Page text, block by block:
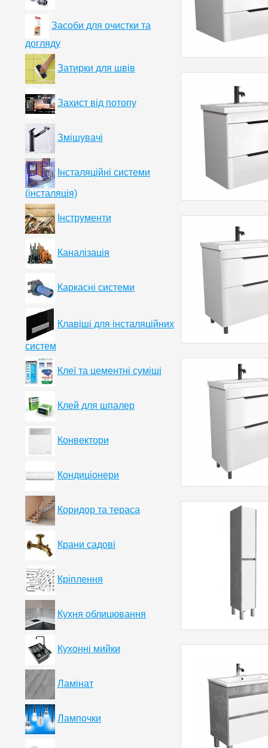
Засоби для очистки та
догляду
Затирки для швів
Захист від потопу
Змішувачі
Інсталяційні системи
(інсталяція)
Інструменти
Каналізація
Каркасні системи
Клавіші для інсталяційних
систем
Клеї та цементні суміші
Клей для шпалер
Конвектори
Кондиціонери
Коридор та тераса
Крани садові
Кріплення
Кухня облицювання
Кухонні мийки
Ламінат
Лампочки